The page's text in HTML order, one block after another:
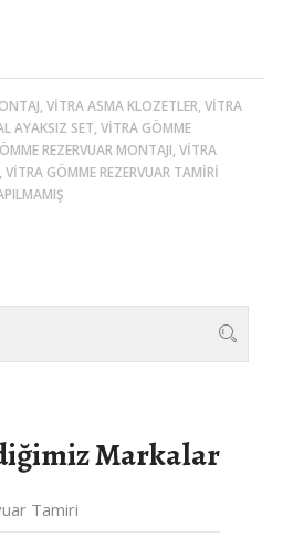
VITRA ASMA KLOZETLER, VITRA
AYAKSIZ SET, VITRA GÖMME
REZERVUAR MONTAJI, VITRA
VITRA GÖMME REZERVUAR TAMIRI
Markalar
Tamiri